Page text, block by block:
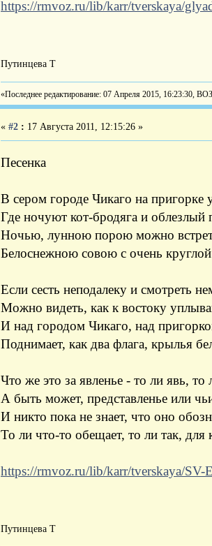
https://rmvoz.ru/lib/karr/tverskaya/
Путинцева Т
«Последнее редактирование: 07 Апреля 2015, 16:23:30,
« #2 : 17 Августа 2011, 12:15:26 »
Песенка
В сером городе Чикаго на пригорке
Где ночуют кот-бродяга и облезлый
Ночью, лунною порою можно
Белоснежною совою с очень
Если сесть неподалеку и смотреть
Можно видеть, как к востоку
И над городом Чикаго, над
Поднимает, как два флага, крылья
Что же это за явленье - то ли явь, то
А быть может, представленье или
И никто пока не знает, что оно
То ли что-то обещает, то ли так, для
https://rmvoz.ru/lib/karr/tverskaya/
Путинцева Т